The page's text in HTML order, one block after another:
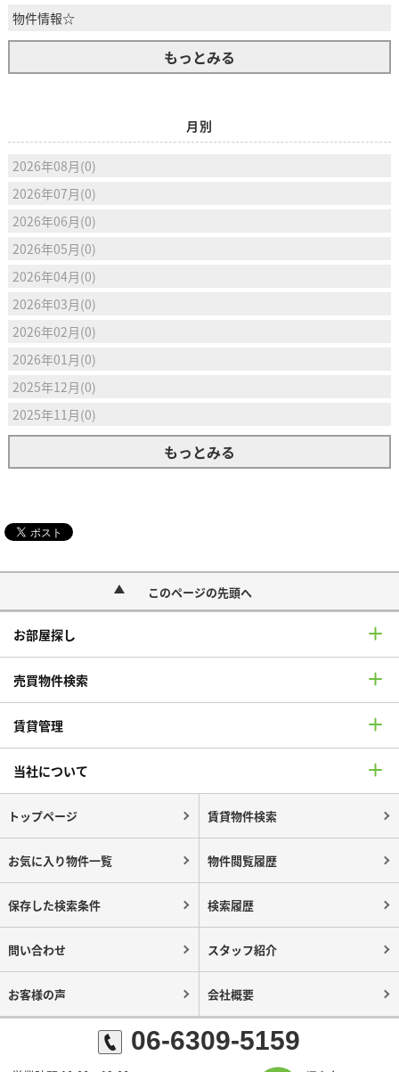
物件情報☆
もっとみる
月別
2026年08月(0)
2026年07月(0)
2026年06月(0)
2026年05月(0)
2026年04月(0)
2026年03月(0)
2026年02月(0)
2026年01月(0)
2025年12月(0)
2025年11月(0)
もっとみる
このページの先頭へ
お部屋探し
売買物件検索
賃貸管理
当社について
トップページ 賃貸物件検索
お気に入り物件一覧 物件閲覧履歴
保存した検索条件 検索履歴
問い合わせ スタッフ紹介
お客様の声 会社概要
06-6309-5159